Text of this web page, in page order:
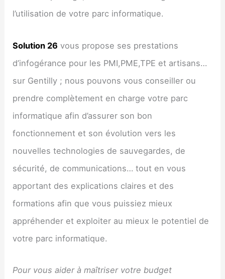
l’utilisation de votre parc informatique.
Solution 26 vous propose ses prestations
d’infogérance pour les PMI,PME,TPE et artisans…
sur Gentilly ; nous pouvons vous conseiller ou
prendre complètement en charge votre parc
informatique afin d’assurer son bon
fonctionnement et son évolution vers les
nouvelles technologies de sauvegardes, de
sécurité, de communications… tout en vous
apportant des explications claires et des
formations afin que vous puissiez mieux
appréhender et exploiter au mieux le potentiel de
votre parc informatique.
Pour vous aider à maîtriser votre budget